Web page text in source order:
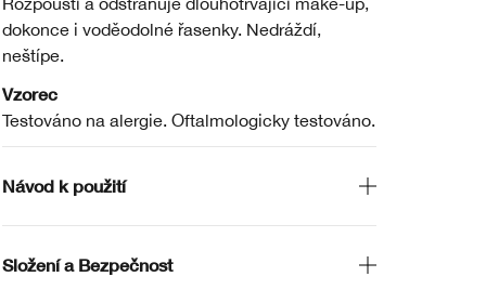
dokonce i voděodolné řasenky. Nedráždí,
neštípe.
Vzorec
Testováno na alergie. Oftalmologicky testováno.
Návod k použití
Složení a Bezpečnost